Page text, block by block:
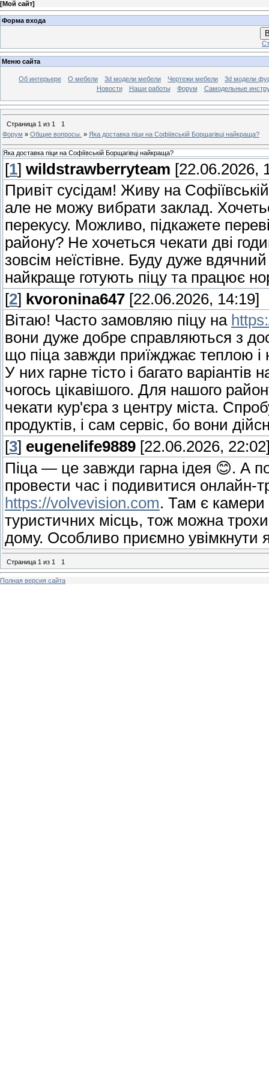
[Мой сайт]
Форма входа
Меню сайта
Об интерьере О мебели 3d модели мебели Чертежи мебели
3d модели
Новости
Наши работы Форум Самодельные
Страница 1 из 1
1
Форум » Общие вопросы. » Яка доставка піци на Софіївській Борщагівці найкраща?
Яка доставка піци на Софіївській Борщагівці найкраща?
[1] wildstrawberryteam [22.06.2026,
Привіт сусідам! Живу на
але не можу вибрати заклад.
перекусу. Можливо, підкажете
району? Не хочеться чекати дві
зовсім неїстівне. Буду дуже
найкраще готують піцу та працює
[2] kvoronina647 [22.06.2026, 14:19]
Вітаю! Часто замовляю піцу на
вони дуже добре справляються з
що піца завжди приїжджає теплою і
У них гарне тісто і багато
чогось цікавішого. Для нашого
чекати кур'єра з центру міста.
продуктів, і сам сервіс, бо вони
[3] eugenelife9889 [22.06.2026,
Піца — це завжди гарна ідея 😊. А
провести час і подивитися онлайн-
https://volvevision.com. Там є
туристичних місць, тож можна
дому. Особливо приємно увімкнути
Страница 1 из 1 1
Полная версия сайта